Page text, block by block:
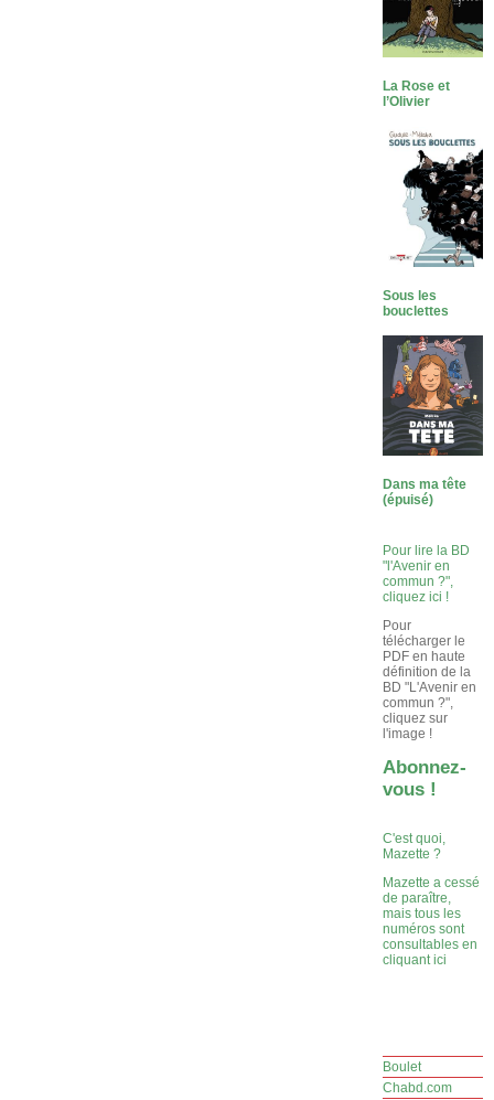
La Rose et
l’Olivier
Sous les
bouclettes
Dans ma tête
(épuisé)
Pour lire la BD
"l'Avenir en
commun ?",
cliquez ici !
Pour
télécharger le
PDF en haute
définition de la
BD "L'Avenir en
commun ?",
cliquez sur
l'image !
Abonnez-
vous !
C'est quoi,
Mazette ?
Mazette a cessé
de paraître,
mais tous les
numéros sont
consultables en
cliquant ici
Boulet
Chabd.com